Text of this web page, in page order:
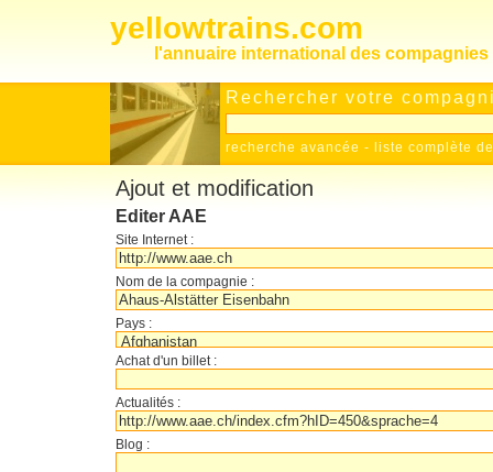
yellowtrains.com
l'annuaire international des
Rechercher votre
recherche avancée - liste complète
Ajout et modification
Editer AAE
Site Internet :
Nom de la compagnie :
Pays :
Achat d'un billet :
Actualités :
Blog :